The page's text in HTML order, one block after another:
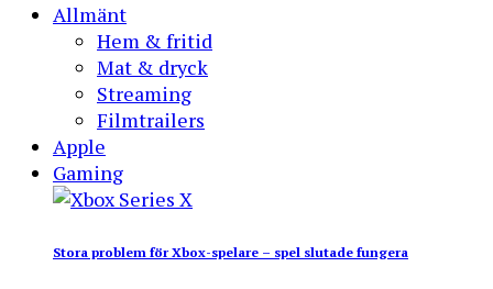
Allmänt
Hem & fritid
Mat & dryck
Streaming
Filmtrailers
Apple
Gaming
Stora problem för Xbox-spelare – spel slutade fungera